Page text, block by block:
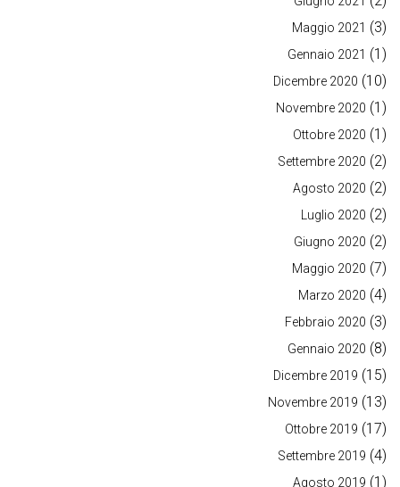
Maggio 2021 (3)
Gennaio 2021 (1)
Dicembre 2020 (10)
Novembre 2020 (1)
Ottobre 2020 (1)
Settembre 2020 (2)
Agosto 2020 (2)
Luglio 2020 (2)
Giugno 2020 (2)
Maggio 2020 (7)
Marzo 2020 (4)
Febbraio 2020 (3)
Gennaio 2020 (8)
Dicembre 2019 (15)
Novembre 2019 (13)
Ottobre 2019 (17)
Settembre 2019 (4)
Agosto 2019 (1)